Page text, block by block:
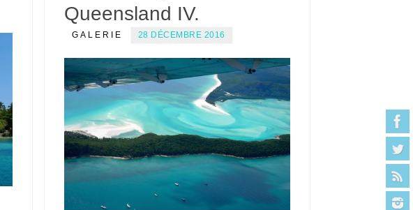
Queensland IV.
GALERIE 28 DÉCEMBRE 2016